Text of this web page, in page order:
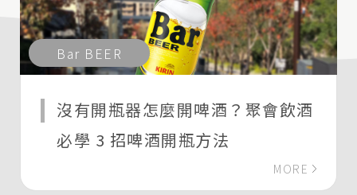
Bar BEER
沒有開瓶器怎麼開啤酒？聚會飲酒
必學 3 招啤酒開瓶方法
MORE